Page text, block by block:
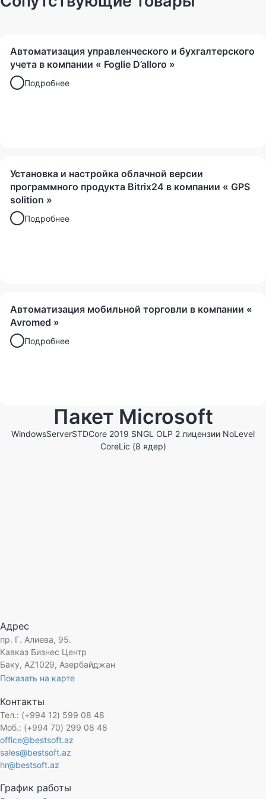
Дата внедрения:Октябрь 2015
Автоматизация управленческого и бухгалтерского
учета в компании « Foglie D’alloro »
Подробнее
Установка и настройка облачной версии
программного продукта Bitrix24 в компании « GPS
solition »
Подробнее
Автоматизация мобильной торговли в компании «
Avromed »
Подробнее
Пакет Microsoft
WindowsServerSTDCore 2019 SNGL OLP 2 лицензии NoLevel
CoreLic (8 ядер)
Адрес
пр. Г. Алиева, 95.
Кавказ Бизнес Центр
Баку, AZ1029, Азербайджан
Показать на карте
Контакты
Тел.: (+994 12) 599 08 48
Моб.: (+994 70) 299 08 48
office@bestsoft.az
sales@bestsoft.az
hr@bestsoft.az
График работы